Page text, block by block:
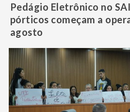
Pedágio Eletrônico no
pórticos começam a
agosto